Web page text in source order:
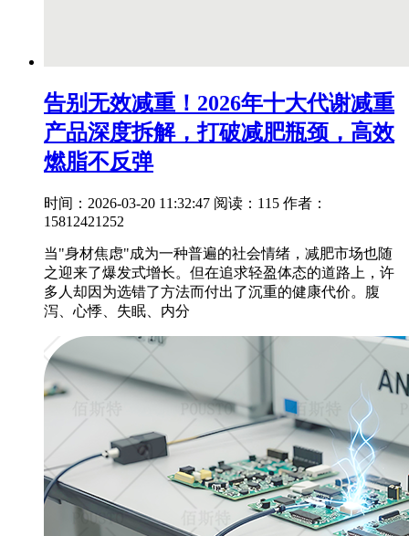
告别无效减重！2026年十大代谢减重
产品深度拆解，打破减肥瓶颈，高效
燃脂不反弹
时间：2026-03-20 11:32:47 阅读：115 作者：
15812421252
当"身材焦虑"成为一种普遍的社会情绪，减肥市场也随
之迎来了爆发式增长。但在追求轻盈体态的道路上，许
多人却因为选错了方法而付出了沉重的健康代价。腹
泻、心悸、失眠、内分